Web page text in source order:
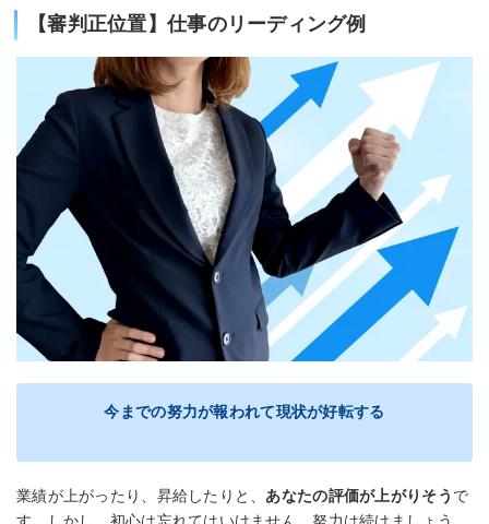
【審判正位置】仕事のリーディング例
今までの努力が報われて現状が好転する
業績が上がったり、昇給したりと、 あなたの評価が上がりそう で